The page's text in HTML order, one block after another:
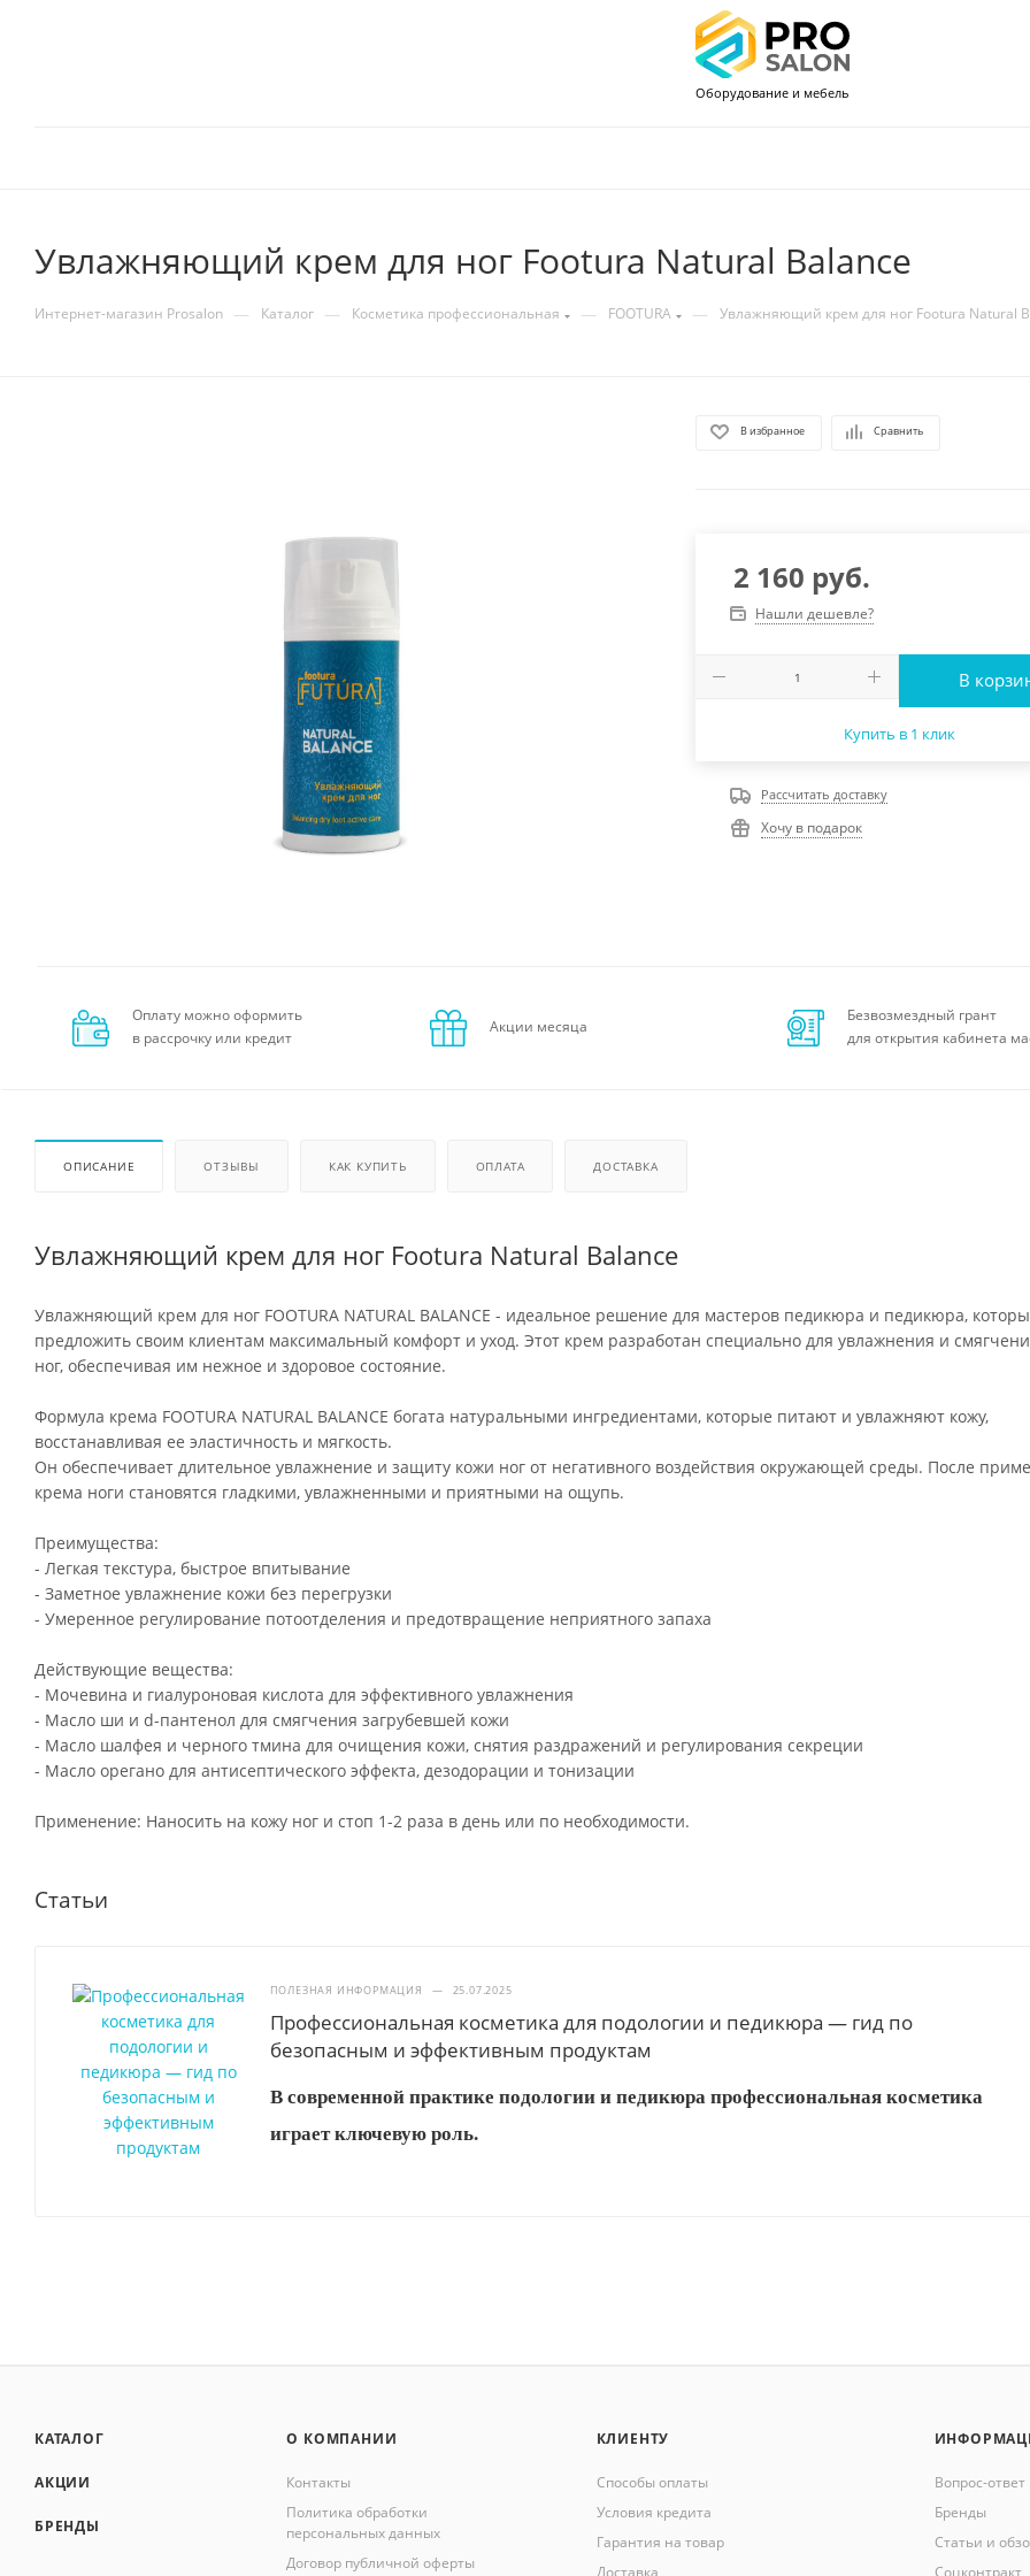
Оборудование и мебель
Увлажняющий крем для ног Footura Natural Balance
Интернет-магазин Prosalon — Каталог — Косметика профессиональная — FOOTURA — Увлажняющий крем для ног Footura Natural
В избранное Сравнить
2 160 руб.
Нашли дешевле?
В
Купить в 1 клик
Рассчитать доставку
Хочу в подарок
Оплату можно оформить
в рассрочку или кредит
Акции месяца
Безвозмездный грант
для открытия кабинета
ОПИСАНИЕ ОТЗЫВЫ КАК КУПИТЬ ОПЛАТА ДОСТАВКА
Увлажняющий крем для ног Footura Natural Balance
Увлажняющий крем для ног FOOTURA NATURAL BALANCE - идеальное решение для мастеров педикюра и педикюра,
предложить своим клиентам максимальный комфорт и уход. Этот крем разработан специально для увлажнения и
ног, обеспечивая им нежное и здоровое состояние.
Формула крема FOOTURA NATURAL BALANCE богата натуральными ингредиентами, которые питают и увлажняют кожу,
восстанавливая ее эластичность и мягкость.
Он обеспечивает длительное увлажнение и защиту кожи ног от негативного воздействия окружающей среды. После
крема ноги становятся гладкими, увлажненными и приятными на ощупь.
Преимущества:
- Легкая текстура, быстрое впитывание
- Заметное увлажнение кожи без перегрузки
- Умеренное регулирование потоотделения и предотвращение неприятного запаха
Действующие вещества:
- Мочевина и гиалуроновая кислота для эффективного увлажнения
- Масло ши и d-пантенол для смягчения загрубевшей кожи
- Масло шалфея и черного тмина для очищения кожи, снятия раздражений и регулирования секреции
- Масло орегано для антисептического эффекта, дезодорации и тонизации
Применение: Наносить на кожу ног и стоп 1-2 раза в день или по необходимости.
Статьи
ПОЛЕЗНАЯ ИНФОРМАЦИЯ — 25.07.2025
Профессиональная косметика для подологии и педикюра — гид по
безопасным и эффективным продуктам
В современной практике подологии и педикюра профессиональная косметика
играет ключевую роль.
КАТАЛОГ
АКЦИИ
БРЕНДЫ
О КОМПАНИИ
Контакты
Политика обработки
персональных данных
Договор публичной оферты
КЛИЕНТУ
Способы оплаты
Условия кредита
Гарантия на товар
Доставка
Вопрос-ответ
Бренды
Статьи и
Соцконтракт